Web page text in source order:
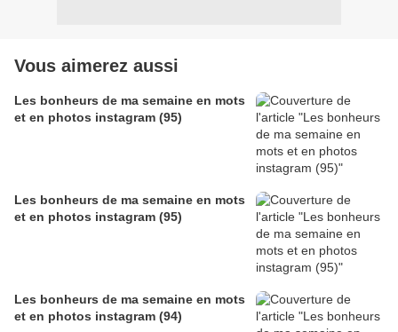
Vous aimerez aussi
Les bonheurs de ma semaine en mots
et en photos instagram (95)
Les bonheurs de ma semaine en mots
et en photos instagram (95)
Les bonheurs de ma semaine en mots
et en photos instagram (94)